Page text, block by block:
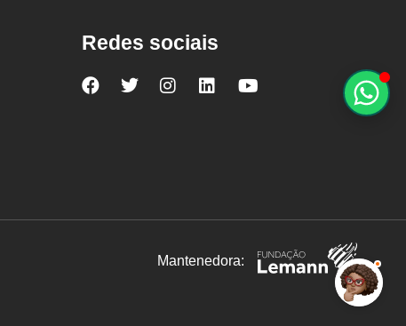
Redes sociais
NovaNova Nova NovaNova
Mantenedora: